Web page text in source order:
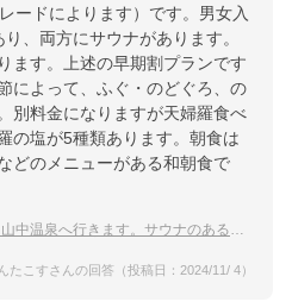
ードによります）です。男女入
、両方にサウナがあります。
ます。上述の早期割プランです
によって、ふぐ・のどぐろ、の
別料金になりますが天婦羅食べ
の塩が5種類あります。朝食は
どのメニューがある和朝食で
泉へ行きます。サウナのある宿を教えてください。
たこすさんの回答（投稿日：2024/11/ 4）